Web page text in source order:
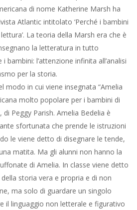
di nome Katherine Marsh ha
Atlantic intitolato ‘Perché i bambini
La teoria della Marsh era che è
la letteratura in tutto
bambini: l’attenzione infinita all’analisi
per la storia.
modo in cui viene insegnata “Amelia
molto popolare per i bambini di
Peggy Parish. Amelia Bedelia è
sfortunata che prende le istruzioni
le viene detto di disegnare le tende,
matita. Ma gli alunni non hanno la
di Amelia. In classe viene detto
storia vera e propria e di non
ma solo di guardare un singolo
il linguaggio non letterale e figurativo